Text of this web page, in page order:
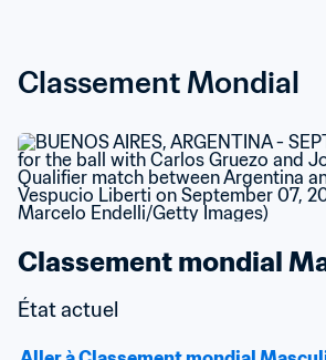
Classement Mondial
Classement mondial
État actuel